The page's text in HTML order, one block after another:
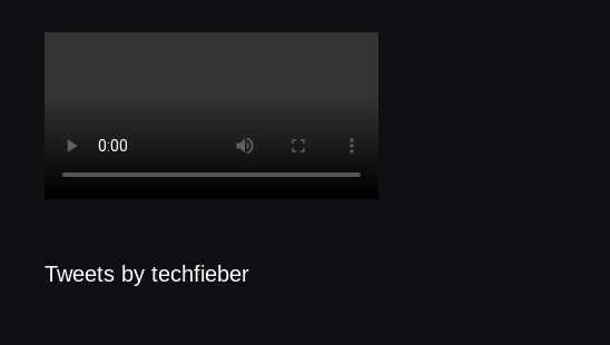
Tweets by techfieber